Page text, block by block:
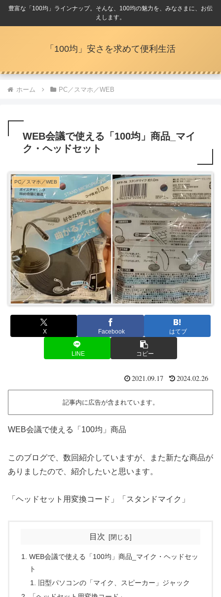
豊富な「100均」ラインナップ。そんな、100均の魅力を、みなさまに、お伝
えします。
「100均」安さを求めて便利生活
ホーム PC／スマホ／WEB
WEB会議で使える「100均」商品_マイ
ク・ヘッドセット
PC／スマホ／WEB
X Facebook はてブ
LINE コピー
2021.09.17 2024.02.26
記事内に広告が含まれています。
WEB会議で使える「100均」商品
このブログで、数回紹介していますが、また新たな商品が
ありましたので、紹介したいと思います。
「ヘッドセット用変換コード」「スタンドマイク」
目次
WEB会議で使える「100均」商品_マイク・ヘッドセッ
ト
旧型パソコンの「マイク、スピーカー」ジャック